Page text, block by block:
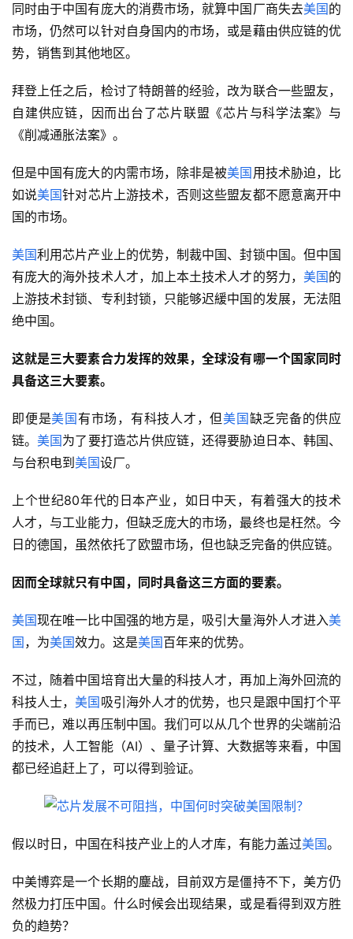
同时由于中国有庞大的消费市场，就算中国厂商失去美国的
市场，仍然可以针对自身国内的市场，或是藉由供应链的优
势，销售到其他地区。
拜登上任之后，检讨了特朗普的经验，改为联合一些盟友，
自建供应链，因而出台了芯片联盟《芯片与科学法案》与
《削减通胀法案》。
但是中国有庞大的内需市场，除非是被美国 用技术胁迫，比
如说美国针对芯片上游技术，否则这些盟友都不愿意离开中
国的市场。
美国利用芯片产业上的优势，制裁中国、封锁中国。但中国
有庞大的海外技术人才，加上本土技术人才的努力， 美国的
上游技术封锁、专利封锁，只能够迟緩中国的发展，无法阻
绝中国。
这就是三大要素合力发挥的效果，全球没有哪一个国家同时
具备这三大要素。
即便是美国有市场，有科技人才，但美国缺乏完备的供应
链。美国为了要打造芯片供应链，还得要胁迫日本、韩国、
与台积电到 美国设厂。
上个世纪80年代的日本产业，如日中天，有着强大的技术
人才，与工业能力，但缺乏庞大的市场，最终也是枉然。今
日的德国，虽然依托了欧盟市场，但也缺乏完备的供应链。
因而全球就只有中国，同时具备这三方面的要素。
美国现在唯一比中国强的地方是，吸引大量海外人才进入美
国 ，为美国效力。这是美国百年来的优势。
不过，随着中国培育出大量的科技人才，再加上海外回流的
科技人士，美国 吸引海外人才的优势，也只是跟中国打个平
手而已，难以再压制中国。我们可以从几个世界的尖端前沿
的技术，人工智能（AI）、量子计算、大数据等来看，中国
都已经追赶上了，可以得到验证。
假以时日，中国在科技产业上的人才库，有能力盖过美国。
中美博弈是一个长期的鏖战，目前双方是僵持不下，美方仍
然极力打压中国。什么时候会出现结果，或是看得到双方胜
负的趋势？